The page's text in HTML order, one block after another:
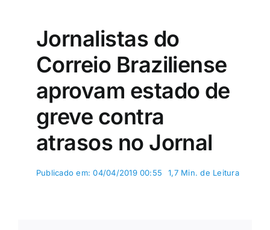
Buscar
resultados
para:
Jornalistas do
Correio Braziliense
aprovam estado de
greve contra
atrasos no Jornal
Publicado em: 04/04/2019 00:55 1,7 Min. de Leitura